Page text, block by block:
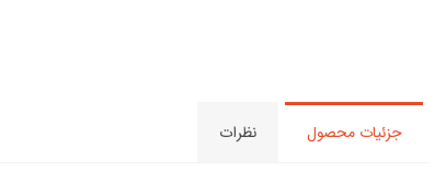
جزئیات محصول نظرات